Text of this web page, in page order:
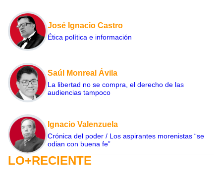
José Ignacio Castro
Ética política e información
Saúl Monreal Ávila
La libertad no se compra, el derecho de las
audiencias tampoco
Ignacio Valenzuela
Crónica del poder / Los aspirantes morenistas “se
odian con buena fe”
LO+RECIENTE